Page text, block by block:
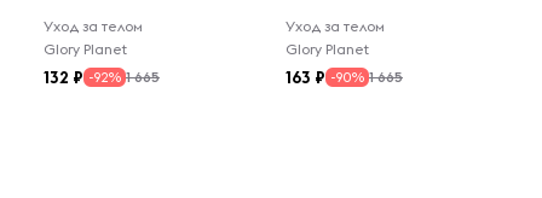
Уход за телом
Glory Planet
132 -92% 1 665
Уход за телом
Glory Planet
163 -90% 1 665